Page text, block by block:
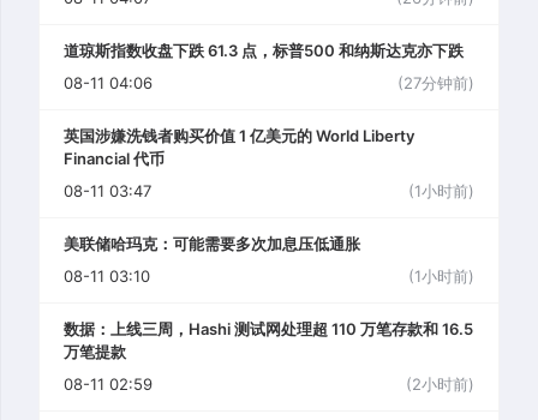
道琼斯指数收盘下跌 61.3 点，标普500 和纳斯达克亦下跌
08-11 04:06
(27分钟前)
英国涉嫌洗钱者购买价值 1 亿美元的 World Liberty
Financial 代币
08-11 03:47
(1小时前)
美联储哈玛克：可能需要多次加息压低通胀
08-11 03:10
(1小时前)
数据：上线三周，Hashi 测试网处理超 110 万笔存款和 16.5
万笔提款
08-11 02:59
(2小时前)